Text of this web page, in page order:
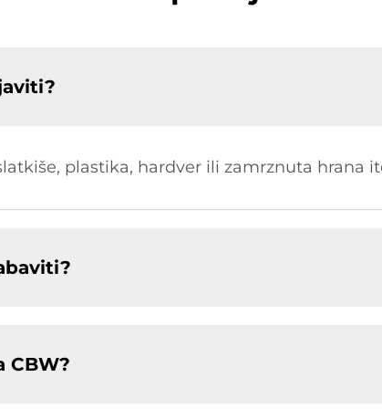
plastika, hardver ili zamrznuta hrana
CBW?